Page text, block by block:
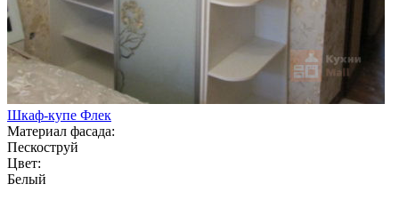
Шкаф-купе Флек
Материал фасада:
Пескоструй
Цвет:
Белый